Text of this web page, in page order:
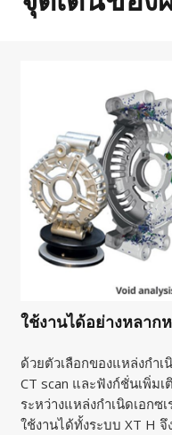
ใช้งานได้อย่างหลา
ด้วยตัวเลือกของแหล่งกำ
CT scan และฟังก์ชั่นเพิ่ม
ระหว่างแหล่งกำเนิดเอกซ
ใช้งานได้ทั้งระบบ XT H